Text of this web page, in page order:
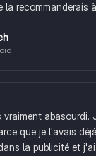
la recommanderais
vraiment abasourdi.
que je l'avais
la publicité et